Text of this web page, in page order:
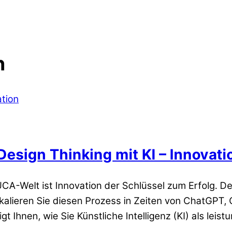
Thinking mit KI –
Welt ist Innovation der Schlüssel zum Erfolg.
Sie diesen Prozess in Zeiten von
Ihnen, wie Sie Künstliche Intelligenz (KI) als